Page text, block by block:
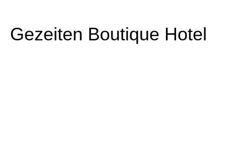
Gezeiten Boutique Hotel